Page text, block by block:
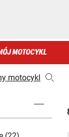
MOTOCYKL
motocykl